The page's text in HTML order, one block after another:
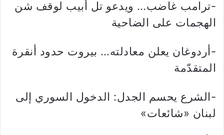
-ترامب غاضب… ويدعو تل أبيب لوقف شن
الهجمات على الضاحية
-أردوغان يعلن معادلته… بيروت حدود أنقرة
المتقدّمة
-الشرع يحسم الجدل: الدخول السوري إلى
لبنان «شائعات»